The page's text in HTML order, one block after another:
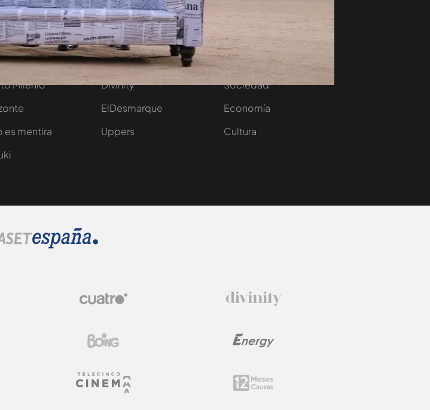
de todos
Milenio
es mentira
Más de Mediaset
Mediaset Infinity
Telecinco
Divinity
ElDesmarque
Uppers
Nacional
Internacional
Sociedad
Economía
Cultura